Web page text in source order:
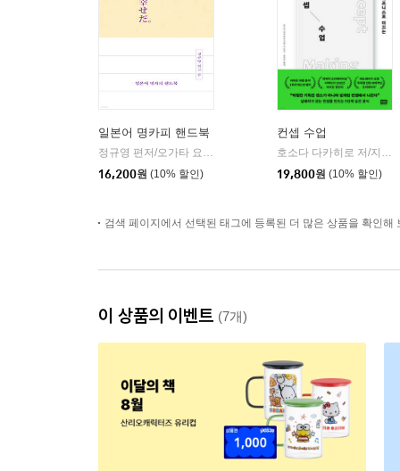
일본어 명카피 핸드북
정규영 편저/오가타 요시히로 감수
길벗이지톡
16,200원 (10% 할인)
컨셉 수업
호소다 다카히로 저/지소연,권희주 역
19,800원 (10% 할인)
검색 페이지에서 선택된 태그에 등록된 더 많은 상품을 확인해
이 상품의 이벤트 (7개)